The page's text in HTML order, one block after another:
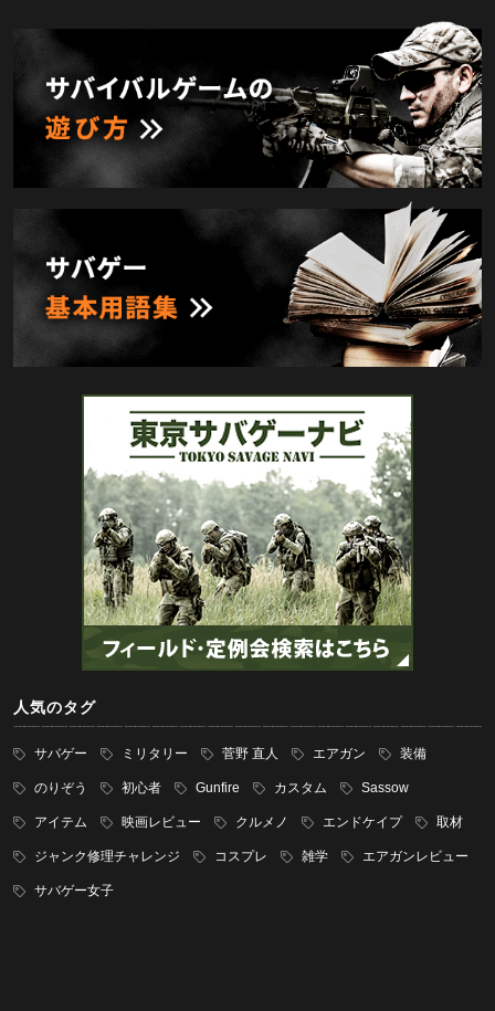
人気のタグ
サバゲー ミリタリー 菅野 直人 エアガン 装備
のりぞう 初心者 Gunfire カスタム Sassow
アイテム 映画レビュー クルメノ エンドケイプ 取材
ジャンク修理チャレンジ コスプレ 雑学 エアガンレビュー
サバゲー女子